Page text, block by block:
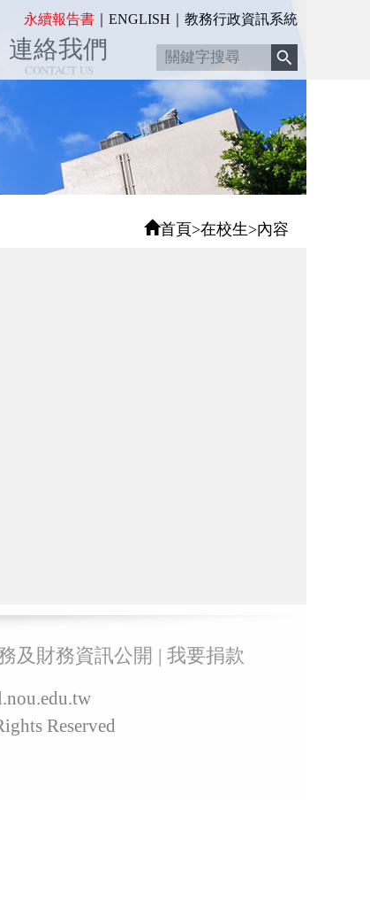
永續報告書 ENGLISH 教務行政資訊系統
連絡我們
CONTACT US
首頁>在校生>內容
及財務資訊公開 | 我要捐款
Reserved